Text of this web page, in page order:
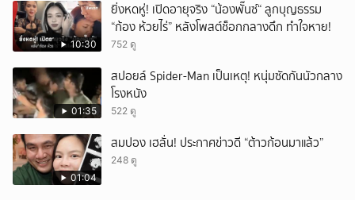
10:30
ยิ่งหดหู่! เปิดอายุจริง “น้องพั๊นซ์“ ลูกบุญธรรม
“ก้อง ห้วยไร่” หลังโพสต์ช็อกกลางดึก ทำใจหาย!
752 ดู
01:35
สปอยล์ Spider-Man เป็นเหตุ! หนุ่มซัดกันนัวกลาง
โรงหนัง
522 ดู
01:04
สมปอง เฮลั่น! ประกาศข่าวดี “ต้าวก้อนมาแล้ว”
248 ดู